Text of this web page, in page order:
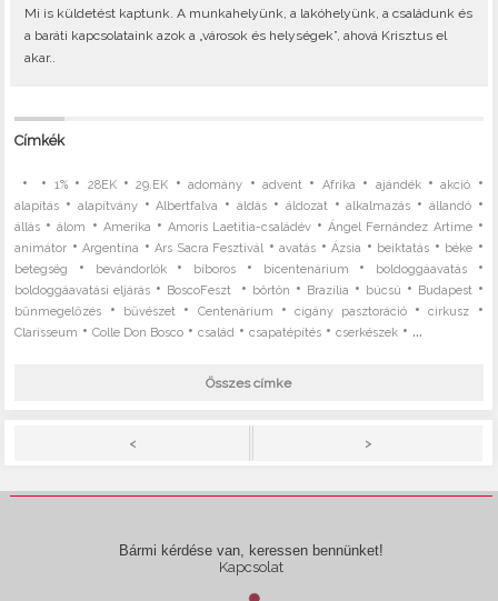
Mi is küldetést kaptunk. A munkahelyünk, a lakóhelyünk, a családunk és
a baráti kapcsolataink azok a „városok és helységek”, ahová Krisztus el
akar..
Címkék
• • 1%• 28EK•29.EK •adomány •advent • Afrika • ajándék•akció •
alapítás • alapítvány•Albertfalva •áldás • áldozat •alkalmazás • állandó•
állás •álom • Amerika • Amoris Laetitia-családév •Ángel Fernández Artime•
animátor •Argentína •Ars Sacra Fesztivál •avatás •Ázsia • beiktatás • béke •
betegség • bevándorlók• bíboros • bicentenárium • boldoggáavatás•
boldoggáavatási eljárás • BoscoFeszt • börtön • Brazília • búcsú • Budapest •
bűnmegelőzés • bűvészet • Centenárium •cigány pasztoráció•cirkusz •
Clarisseum •Colle Don Bosco •család •csapatépítés •cserkészek • ...
Összes címke
< >
Bármi kérdése van, keressen bennünket!
Kapcsolat